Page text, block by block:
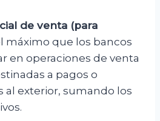
de venta (para
máximo que los bancos
en operaciones de venta
a pagos o
al exterior, sumando los